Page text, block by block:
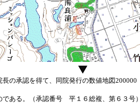
の承認を得て、同院発行の数値地図
である。（承認番号 平１６総複、第６３号